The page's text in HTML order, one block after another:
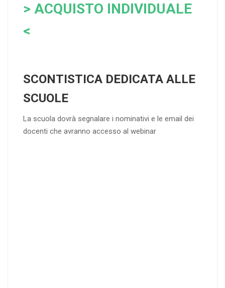
> ACQUISTO INDIVIDUALE
<
SCONTISTICA DEDICATA ALLE
SCUOLE
La scuola dovrà segnalare i nominativi e le email dei
docenti che avranno accesso al webinar